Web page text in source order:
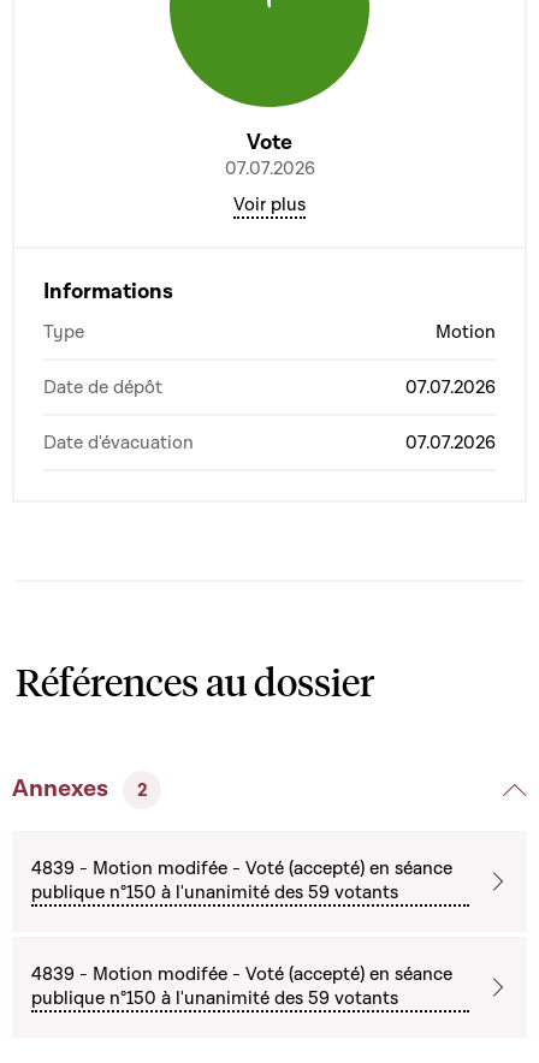
Vote
07.07.2026
Voir plus
Informations
Type Motion
Date de dépôt 07.07.2026
Date d'évacuation 07.07.2026
Références au dossier
Annexes 2
4839 - Motion modifée - Voté (accepté) en séance
publique n°150 à l'unanimité des 59 votants
4839 - Motion modifée - Voté (accepté) en séance
publique n°150 à l'unanimité des 59 votants